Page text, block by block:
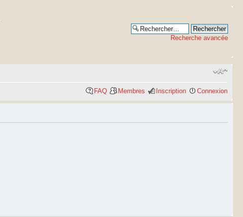
Recherche avancée
FAQ Membres Inscription Connexion